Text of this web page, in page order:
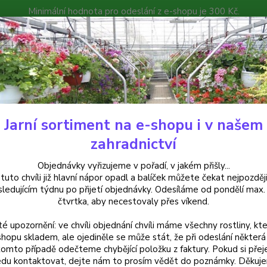
Minimální hodnota pro odeslání z e-shopu je 300 Kč.
můžete čekat nejpozději v následujícím týdnu po přijetí
Poradna Kontakty
Hledat
Paeonia, Pivoňka Paeonia 'Monsieur Jules Elie'- Pivoňka 3163čínská
'Monsieur Jules Elie'-
Jarní sortiment na e-shopu i v našem
zahradnictví
Objednávky vyřizujeme v pořadí, v jakém přišly...
chvíli již hlavní nápor opadl a balíček můžete čekat
týdnu po přijetí objednávky. Odesíláme od pondělí
čtvrtka, aby necestovaly přes víkend.
upozornění: ve chvíli objednání chvíli máme všechny rostliny,
skladem, ale ojediněle se může stát, že při odeslání některá
případě odečteme chybějící položku z faktury. Pokud si
kontaktovat, dejte nám to prosím vědět do poznámky.